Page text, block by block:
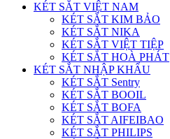
KÉT SẮT VIỆT NAM
KÉT SẮT KIM BẢO
KÉT SẮT NIKA
KÉT SẮT VIỆT TIỆP
KÉT SẮT HOÀ PHÁT
KÉT SẮT NHẬP KHẨU
KÉT SẮT Sentry
KÉT SẮT BOOIL
KÉT SẮT BOFA
KÉT SẮT AIFEIBAO
KÉT SẮT PHILIPS